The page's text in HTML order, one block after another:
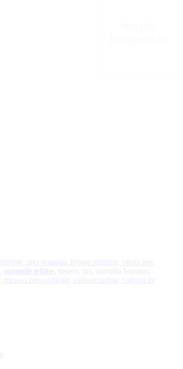
pret stampila, livrare stampile, oferta pret
stampile ieftine , tusiera, tus, stampila buzunar,
tricouri personalizate, cadouri online, cadouri de